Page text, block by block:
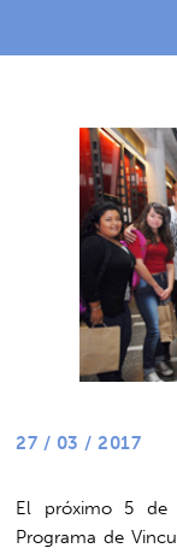
27 / 03 / 2017
El próximo 5 de
Programa de